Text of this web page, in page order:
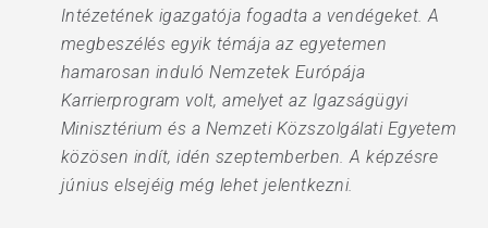
Intézetének igazgatója fogadta a vendégeket. A
megbeszélés egyik témája az egyetemen
hamarosan induló Nemzetek Európája
Karrierprogram volt, amelyet az Igazságügyi
Minisztérium és a Nemzeti Közszolgálati Egyetem
közösen indít, idén szeptemberben. A képzésre
június elsejéig még lehet jelentkezni.